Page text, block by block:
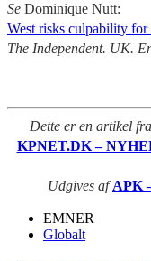
Se Dominique Nutt:
West risks culpability for
The Independent. UK.
Dette er en artikel
KPNET.DK –
Udgives afAPK
EMNER
Globalt